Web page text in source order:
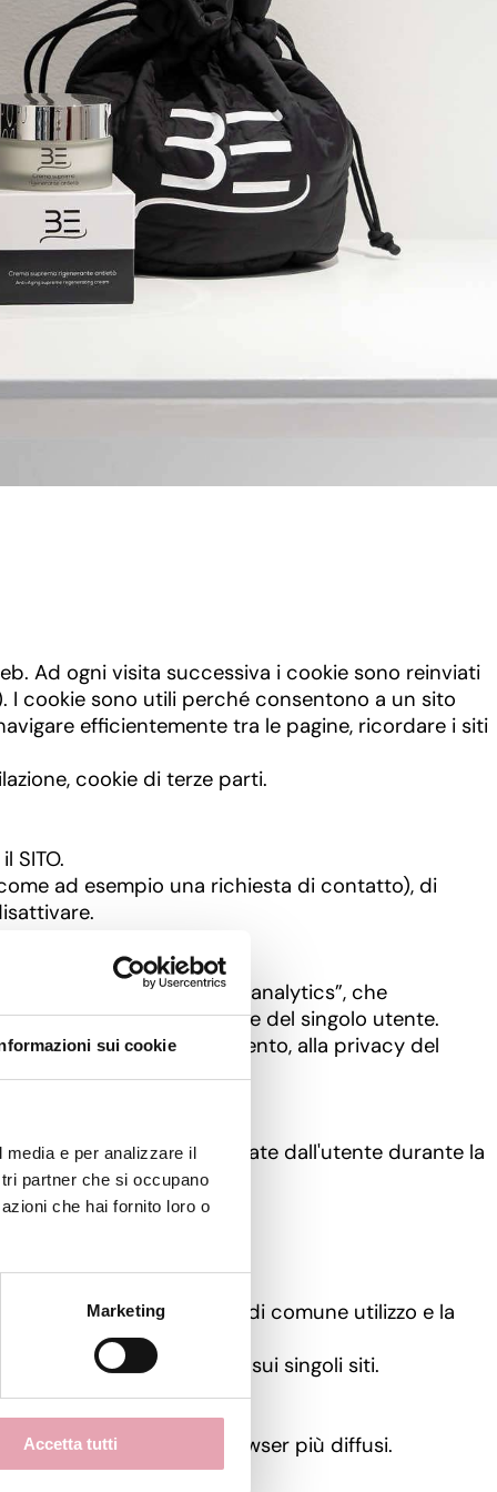
sui cookie
e per analizzare il
partner che si occupano
che hai fornito loro o
Marketing
Accetta tutti
Ad ogni visita successiva i cookie sono reinviati
cookie sono utili perché consentono a un sito
efficientemente tra le pagine, ricordare i siti
cookie di terze parti.
SITO.
ad esempio una richiesta di contatto), di
al sito, detti anche “analytics”, che
risalire all'identificazione del singolo utente.
ulteriore approfondimento, alla privacy del
alle preferenze manifestate dall'utente durante la
browser.
con siti di terze parti di comune utilizzo e la
specifica pubblicata sui singoli siti.
esempi relativi ai browser più diffusi.